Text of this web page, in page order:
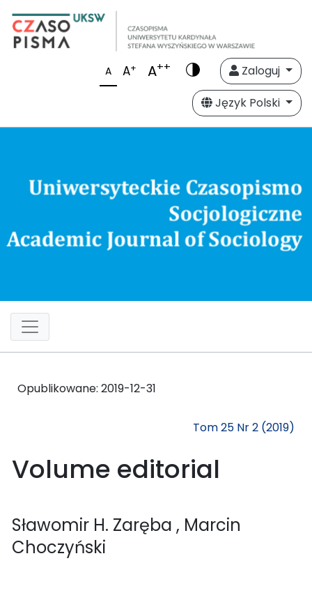
A A+ A++
Zaloguj
Język Polski
Opublikowane: 2019-12-31
Tom 25 Nr 2 (2019)
Volume editorial
Sławomir H. Zaręba , Marcin
Choczyński